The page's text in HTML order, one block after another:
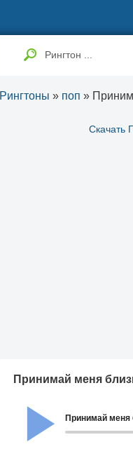
Рингтоны » поп »
Скачать
Принимай меня
Принимай меня